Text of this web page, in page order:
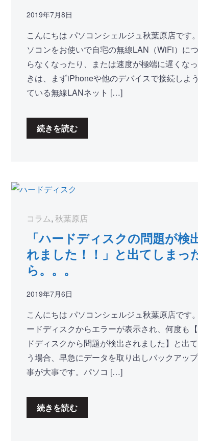
2019年7月8日
こんにちは パソコンシェルジュ秋葉原店です
ソコンをお使いで自宅の無線LAN（WiFi）に
らなくなったり、または速度が極端に遅くな
きは、まずiPhoneや他のデバイスで接続しよ
ている無線LANネット […]
続きを読む
コラム, 秋葉原店
「ハードディスクの問題が検
れました！！」と出てしまっ
ら。。。
2019年7月6日
こんにちは パソコンシェルジュ秋葉原店です
ードディスクからエラーが表示され、何度も
ドディスクから問題が検出されました】と出
う場合、早急にデータを取り出しバックアッ
事が大事です。パソコ […]
続きを読む